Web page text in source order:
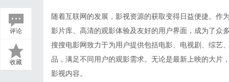
评论
收藏
随着互联网的发展，影视资源的获取变得日益便捷。作
影片库、高清的观影体验及友好的用户界面，成为了众
搜搜电影网致力于为用户提供包括电影、电视剧、综艺
品，满足不同用户的观影需求。无论是最新上映的大片
影视内容。